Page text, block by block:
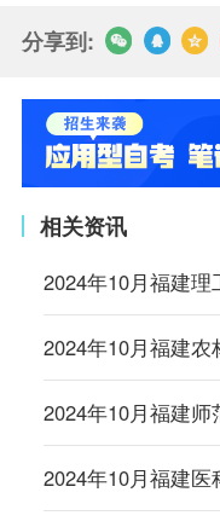
分享到:
相关资讯
2024年10月福建
2024年10月福建
2024年10月福建
2024年10月福建